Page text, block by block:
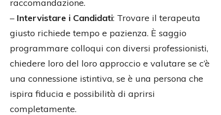
raccomandazione.
– Intervistare i Candidati: Trovare il terapeuta
giusto richiede tempo e pazienza. È saggio
programmare colloqui con diversi professionisti,
chiedere loro del loro approccio e valutare se c’è
una connessione istintiva, se è una persona che
ispira fiducia e possibilità di aprirsi
completamente.